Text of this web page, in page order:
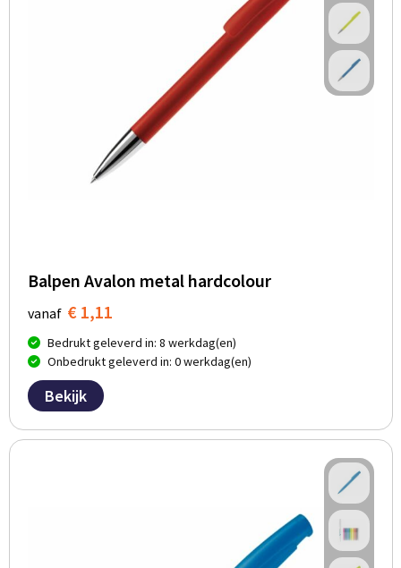
Balpen Avalon metal hardcolour
vanaf € 1,11
Bedrukt geleverd in: 8 werkdag(en)
Onbedrukt geleverd in: 0 werkdag(en)
Bekijk